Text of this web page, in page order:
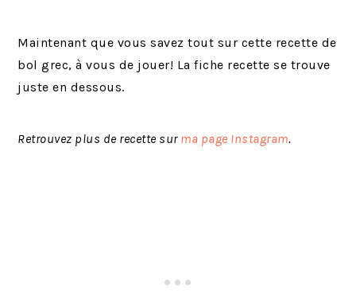
Maintenant que vous savez tout sur cette recette de
bol grec, à vous de jouer! La fiche recette se trouve
juste en dessous.
Retrouvez plus de recette sur ma page Instagram.